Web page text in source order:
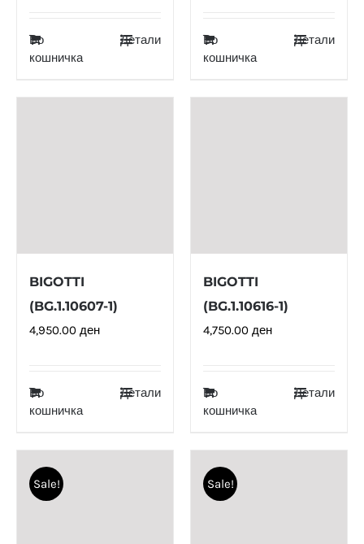
Во
кошничка
Детали
Во
кошничка
Детали
BIGOTTI
(BG.1.10607-1)
4,950.00 ден
Во
кошничка
Детали
BIGOTTI
(BG.1.10616-1)
4,750.00 ден
Во
кошничка
Детали
Sale! Sale!